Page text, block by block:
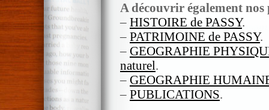
A découvrir également
– HISTOIRE de PASSY.
– PATRIMOINE de PASSY.
– GEOGRAPHIE
naturel.
– GEOGRAPHIE
– PUBLICATIONS.